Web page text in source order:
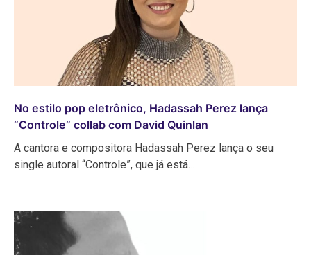
No estilo pop eletrônico, Hadassah Perez lança
“Controle” collab com David Quinlan
A cantora e compositora Hadassah Perez lança o seu
single autoral “Controle”, que já está…